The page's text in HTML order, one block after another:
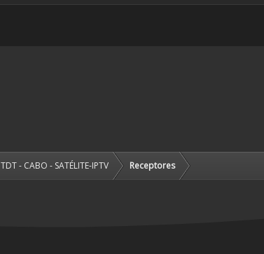
TDT - CABO - SATÉLITE-IPTV Receptores